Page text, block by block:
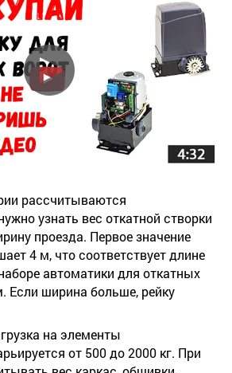
рассчитываются
узнать вес откатной створки
проезда. Первое значение
4 м, что соответствует длине
автоматики для откатных
Если ширина больше, рейку
на элементы
от 500 до 2000 кг. При